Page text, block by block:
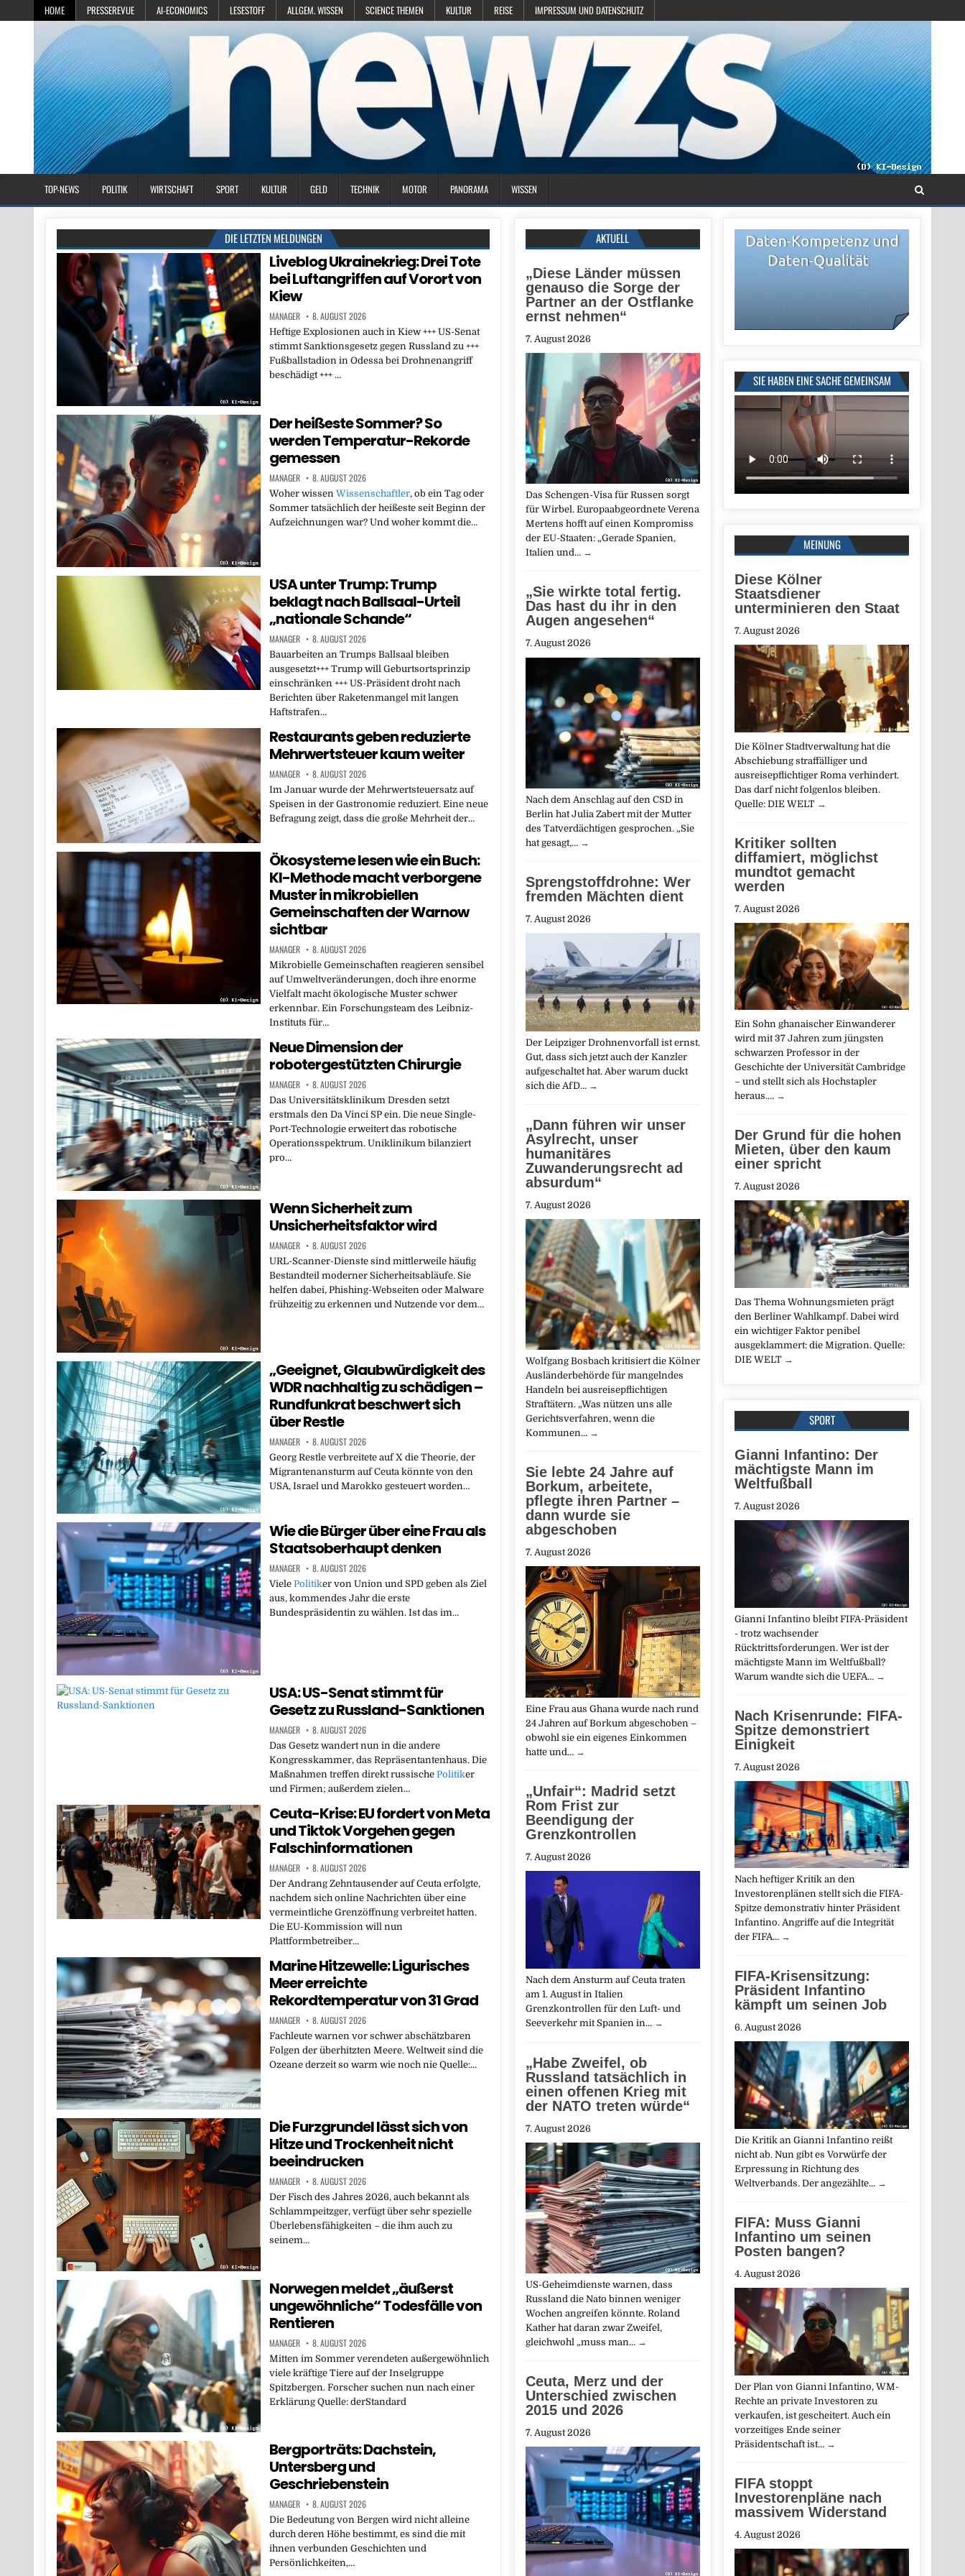
HOME PRESSEREVUE AI-ECONOMICS LESESTOFF ALLGEM. WISSEN SCIENCE THEMEN KULTUR REISE IMPRESSUM UND DATENSCHUTZ
TOP-NEWS POLITIK WIRTSCHAFT SPORT KULTUR GELD TECHNIK MOTOR PANORAMA WISSEN
DIE LETZTEN MELDUNGEN
Liveblog Ukrainekrieg: Drei Tote
bei Luftangriffen auf Vorort von
Kiew
MANAGER 8. AUGUST 2026
Heftige Explosionen auch in Kiew +++ US-Senat
stimmt Sanktionsgesetz gegen Russland zu +++
Fußballstadion in Odessa bei Drohnenangriff
beschädigt +++ …
Der heißeste Sommer? So
werden Temperatur-Rekorde
gemessen
MANAGER 8. AUGUST 2026
Woher wissen Wissenschaftler, ob ein Tag oder
Sommer tatsächlich der heißeste seit Beginn der
Aufzeichnungen war? Und woher kommt die…
USA unter Trump: Trump
beklagt nach Ballsaal-Urteil
„nationale Schande“
MANAGER 8. AUGUST 2026
Bauarbeiten an Trumps Ballsaal bleiben
ausgesetzt+++ Trump will Geburtsortsprinzip
einschränken +++ US-Präsident droht nach
Berichten über Raketenmangel mit langen
Haftstrafen…
Restaurants geben reduzierte
Mehrwertsteuer kaum weiter
MANAGER 8. AUGUST 2026
Im Januar wurde der Mehrwertsteuersatz auf
Speisen in der Gastronomie reduziert. Eine neue
Befragung zeigt, dass die große Mehrheit der…
Ökosysteme lesen wie ein Buch:
KI-Methode macht verborgene
Muster in mikrobiellen
Gemeinschaften der Warnow
sichtbar
MANAGER 8. AUGUST 2026
Mikrobielle Gemeinschaften reagieren sensibel
auf Umweltveränderungen, doch ihre enorme
Vielfalt macht ökologische Muster schwer
erkennbar. Ein Forschungsteam des Leibniz-
Instituts für…
Neue Dimension der
robotergestützten Chirurgie
MANAGER 8. AUGUST 2026
Das Universitätsklinikum Dresden setzt
erstmals den Da Vinci SP ein. Die neue Single-
Port-Technologie erweitert das robotische
Operationsspektrum. Uniklinikum bilanziert
pro…
Wenn Sicherheit zum
Unsicherheitsfaktor wird
MANAGER 8. AUGUST 2026
URL-Scanner-Dienste sind mittlerweile häufig
Bestandteil moderner Sicherheitsabläufe. Sie
helfen dabei, Phishing-Webseiten oder Malware
frühzeitig zu erkennen und Nutzende vor dem…
„Geeignet, Glaubwürdigkeit des
WDR nachhaltig zu schädigen –
Rundfunkrat beschwert sich
über Restle
MANAGER 8. AUGUST 2026
Georg Restle verbreitete auf X die Theorie, der
Migrantenansturm auf Ceuta könnte von den
USA, Israel und Marokko gesteuert worden…
Wie die Bürger über eine Frau als
Staatsoberhaupt denken
MANAGER 8. AUGUST 2026
Viele Politiker von Union und SPD geben als Ziel
aus, kommendes Jahr die erste
Bundespräsidentin zu wählen. Ist das im…
USA: US-Senat stimmt für
Gesetz zu Russland-Sanktionen
MANAGER 8. AUGUST 2026
Das Gesetz wandert nun in die andere
Kongresskammer, das Repräsentantenhaus. Die
Maßnahmen treffen direkt russische Politiker
und Firmen; außerdem zielen…
Ceuta-Krise: EU fordert von Meta
und Tiktok Vorgehen gegen
Falschinformationen
MANAGER 8. AUGUST 2026
Der Andrang Zehntausender auf Ceuta erfolgte,
nachdem sich online Nachrichten über eine
vermeintliche Grenzöffnung verbreitet hatten.
Die EU-Kommission will nun
Plattformbetreiber…
Marine Hitzewelle: Ligurisches
Meer erreichte
Rekordtemperatur von 31 Grad
MANAGER 8. AUGUST 2026
Fachleute warnen vor schwer abschätzbaren
Folgen der überhitzten Meere. Weltweit sind die
Ozeane derzeit so warm wie noch nie Quelle:…
Die Furzgrundel lässt sich von
Hitze und Trockenheit nicht
beeindrucken
MANAGER 8. AUGUST 2026
Der Fisch des Jahres 2026, auch bekannt als
Schlammpeitzger, verfügt über sehr spezielle
Überlebensfähigkeiten – die ihm auch zu
seinem…
Norwegen meldet „äußerst
ungewöhnliche“ Todesfälle von
Rentieren
MANAGER 8. AUGUST 2026
Mitten im Sommer verendeten außergewöhnlich
viele kräftige Tiere auf der Inselgruppe
Spitzbergen. Forscher suchen nun nach einer
Erklärung Quelle: derStandard
Bergporträts: Dachstein,
Untersberg und
Geschriebenstein
MANAGER 8. AUGUST 2026
Die Bedeutung von Bergen wird nicht alleine
durch deren Höhe bestimmt, es sind die mit
ihnen verbunden Geschichten und
Persönlichkeiten,…
SIE HABEN EINE SACHE GEMEINSAM
MEINUNG
Diese Kölner
Staatsdiener
unterminieren den Staat
7. August 2026
Die Kölner Stadtverwaltung hat die
Abschiebung straffälliger und
ausreisepflichtiger Roma verhindert.
Das darf nicht folgenlos bleiben.
Quelle: DIE WELT →
Kritiker sollten
diffamiert, möglichst
mundtot gemacht
werden
7. August 2026
Ein Sohn ghanaischer Einwanderer
wird mit 37 Jahren zum jüngsten
schwarzen Professor in der
Geschichte der Universität Cambridge
– und stellt sich als Hochstapler
heraus.… →
Der Grund für die hohen
Mieten, über den kaum
einer spricht
7. August 2026
Das Thema Wohnungsmieten prägt
den Berliner Wahlkampf. Dabei wird
ein wichtiger Faktor penibel
ausgeklammert: die Migration. Quelle:
DIE WELT →
SPORT
Gianni Infantino: Der
mächtigste Mann im
Weltfußball
7. August 2026
Gianni Infantino bleibt FIFA-Präsident
- trotz wachsender
Rücktrittsforderungen. Wer ist der
mächtigste Mann im Weltfußball?
Warum wandte sich die UEFA… →
Nach Krisenrunde: FIFA-
Spitze demonstriert
Einigkeit
7. August 2026
Nach heftiger Kritik an den
Investorenplänen stellt sich die FIFA-
Spitze demonstrativ hinter Präsident
Infantino. Angriffe auf die Integrität
der FIFA… →
FIFA-Krisensitzung:
Präsident Infantino
kämpft um seinen Job
6. August 2026
Die Kritik an Gianni Infantino reißt
nicht ab. Nun gibt es Vorwürfe der
Erpressung in Richtung des
Weltverbands. Der angezählte… →
FIFA: Muss Gianni
Infantino um seinen
Posten bangen?
4. August 2026
Der Plan von Gianni Infantino, WM-
Rechte an private Investoren zu
verkaufen, ist gescheitert. Auch ein
vorzeitiges Ende seiner
Präsidentschaft ist… →
FIFA stoppt
Investorenpläne nach
massivem Widerstand
4. August 2026
AKTUELL
„Diese Länder müssen
genauso die Sorge der
Partner an der Ostflanke
ernst nehmen“
7. August 2026
Das Schengen-Visa für Russen sorgt
für Wirbel. Europaabgeordnete Verena
Mertens hofft auf einen Kompromiss
der EU-Staaten: „Gerade Spanien,
Italien und… →
„Sie wirkte total fertig.
Das hast du ihr in den
Augen angesehen“
7. August 2026
Nach dem Anschlag auf den CSD in
Berlin hat Julia Zabert mit der Mutter
des Tatverdächtigen gesprochen. „Sie
hat gesagt,… →
Sprengstoffdrohne: Wer
fremden Mächten dient
7. August 2026
Der Leipziger Drohnenvorfall ist ernst.
Gut, dass sich jetzt auch der Kanzler
aufgeschaltet hat. Aber warum duckt
sich die AfD… →
„Dann führen wir unser
Asylrecht, unser
humanitäres
Zuwanderungsrecht ad
absurdum“
7. August 2026
Wolfgang Bosbach kritisiert die Kölner
Ausländerbehörde für mangelndes
Handeln bei ausreisepflichtigen
Straftätern. „Was nützen uns alle
Gerichtsverfahren, wenn die
Kommunen… →
Sie lebte 24 Jahre auf
Borkum, arbeitete,
pflegte ihren Partner –
dann wurde sie
abgeschoben
7. August 2026
Eine Frau aus Ghana wurde nach rund
24 Jahren auf Borkum abgeschoben –
obwohl sie ein eigenes Einkommen
hatte und… →
„Unfair“: Madrid setzt
Rom Frist zur
Beendigung der
Grenzkontrollen
7. August 2026
Nach dem Ansturm auf Ceuta traten
am 1. August in Italien
Grenzkontrollen für den Luft- und
Seeverkehr mit Spanien in… →
„Habe Zweifel, ob
Russland tatsächlich in
einen offenen Krieg mit
der NATO treten würde“
7. August 2026
US-Geheimdienste warnen, dass
Russland die Nato binnen weniger
Wochen angreifen könnte. Roland
Kather hat daran zwar Zweifel,
gleichwohl „muss man… →
Ceuta, Merz und der
Unterschied zwischen
2015 und 2026
7. August 2026